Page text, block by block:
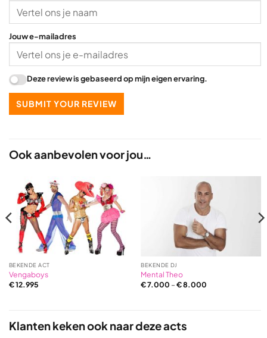
Ook aanbevolen voor jou…
BEKENDE ACT
Vengaboys
€12.995
BEKENDE DJ
Mental Theo
€7.000 –€8.000
Klanten keken ook naar deze acts
Jouw e-mailadres
Deze review is gebaseerd op mijn eigen ervaring.
SUBMIT YOUR REVIEW